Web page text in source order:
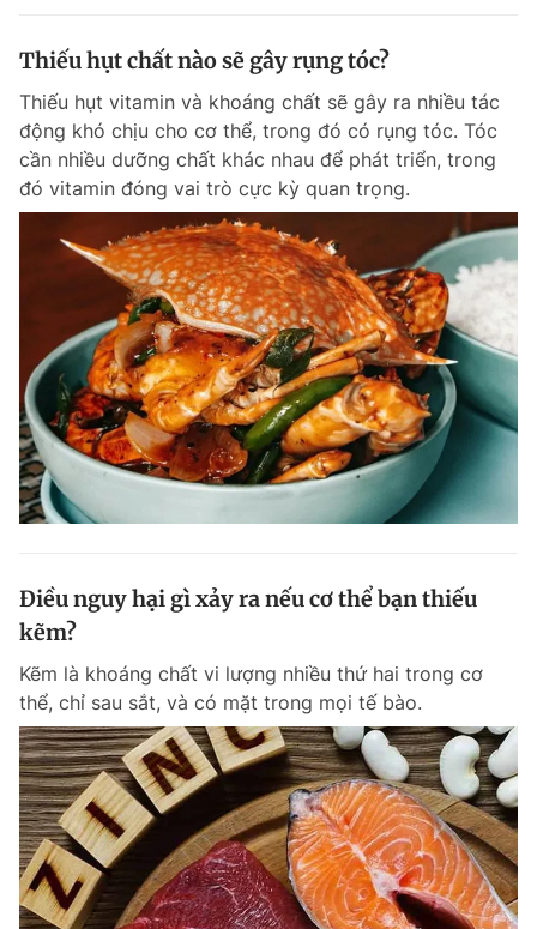
Đọc Thanh Niên trên điện thoại
Theo dõi báo trên
Hotline
0906 645 777
Liên hệ quảng cáo
0908 780 404
Đặt báo Tòa soạn Chính sách bảo
Phó tổng biên tập: Lâm Hiếu Dũng
Phó tổng biên tập: Trần Việt Hưng
Tổng thư ký tòa soạn: Đức Trung
Giấy phép xuất bản số 110/GP - BTTTT cấp ngày 24.3.2020
© 2003-2026 Bản quyền thuộc về Báo Thanh Niên. Cấm sao chép
dưới mọi hình thức nếu không có sự chấp thuận bằng văn bản.
Phát triển bởi ePi Technologies, JSC.
Thiếu hụt chất nào sẽ gây rụng tóc?
Thiếu hụt vitamin và khoáng chất sẽ gây ra nhiều tác
động khó chịu cho cơ thể, trong đó có rụng tóc. Tóc
cần nhiều dưỡng chất khác nhau để phát triển, trong
đó vitamin đóng vai trò cực kỳ quan trọng.
Điều nguy hại gì xảy ra nếu cơ thể bạn thiếu
kẽm?
Kẽm là khoáng chất vi lượng nhiều thứ hai trong cơ
thể, chỉ sau sắt, và có mặt trong mọi tế bào.